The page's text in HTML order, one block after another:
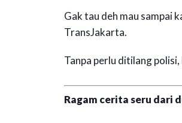
Gak tau deh mau sampai
TransJakarta.
Tanpa perlu ditilang
Ragam cerita seru dari